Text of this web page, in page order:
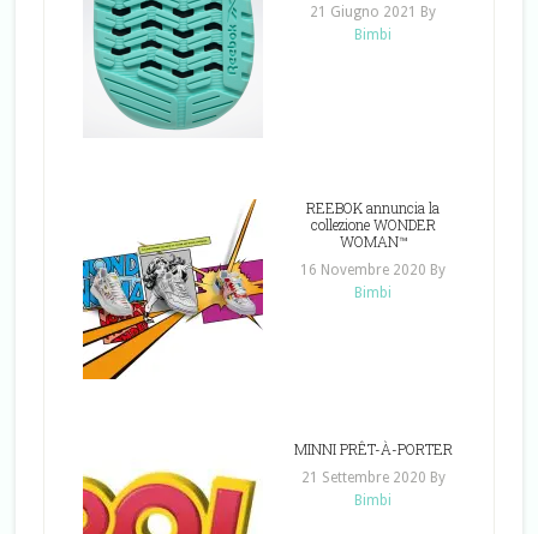
21 Giugno 2021 By
Bimbi
REEBOK annuncia la
collezione WONDER
WOMAN™
16 Novembre 2020 By
Bimbi
MINNI PRÊT-À-PORTER
21 Settembre 2020 By
Bimbi